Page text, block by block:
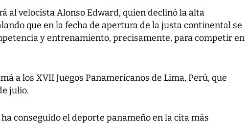
al velocista Alonso Edward, quien declinó la alta
que en la fecha de apertura de la justa continental se
y entrenamiento, precisamente, para competir en
a los XVII Juegos Panamericanos de Lima, Perú, que
julio.
conseguido el deporte panameño en la cita más